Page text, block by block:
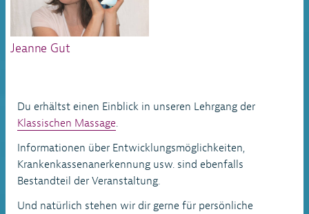
Jeanne Gut
Du erhältst einen Einblick in unseren Lehrgang der
Klassischen Massage.
Informationen über Entwicklungsmöglichkeiten,
Krankenkassenanerkennung usw. sind ebenfalls
Bestandteil der Veranstaltung.
Und natürlich stehen wir dir gerne für persönliche